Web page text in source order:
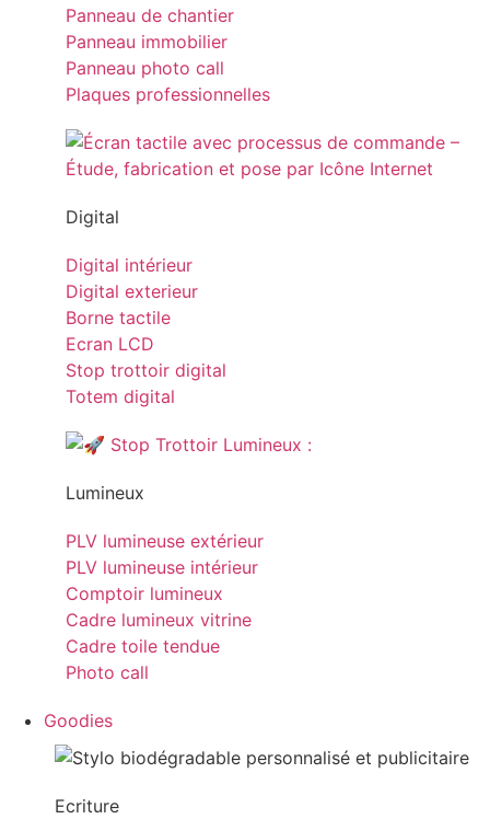
Panneau de chantier
Panneau immobilier
Panneau photo call
Plaques professionnelles
Digital
Digital intérieur
Digital exterieur
Borne tactile
Ecran LCD
Stop trottoir digital
Totem digital
Lumineux
PLV lumineuse extérieur
PLV lumineuse intérieur
Comptoir lumineux
Cadre lumineux vitrine
Cadre toile tendue
Photo call
Goodies
Ecriture